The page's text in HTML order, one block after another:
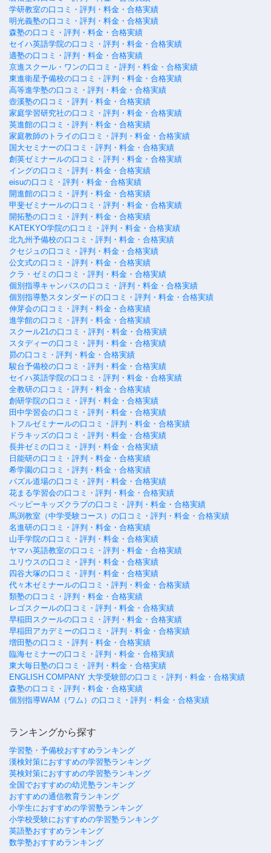
学研教室の口コミ・評判・料金・合格実績
明光義塾の口コミ・評判・料金・合格実績
森塾の口コミ・評判・料金・合格実績
セイハ英語学院の口コミ・評判・料金・合格実績
適塾の口コミ・評判・料金・合格実績
京進スクール・ワンの口コミ・評判・料金・合格実績
東進衛星予備校の口コミ・評判・料金・合格実績
高等進学塾の口コミ・評判・料金・合格実績
壺溪塾の口コミ・評判・料金・合格実績
家庭学習研究社の口コミ・評判・料金・合格実績
英進館の口コミ・評判・料金・合格実績
家庭教師のトライの口コミ・評判・料金・合格実績
国大セミナーの口コミ・評判・料金・合格実績
創英ゼミナールの口コミ・評判・料金・合格実績
イングの口コミ・評判・料金・合格実績
eisuの口コミ・評判・料金・合格実績
開進館の口コミ・評判・料金・合格実績
甲斐ゼミナールの口コミ・評判・料金・合格実績
開拓塾の口コミ・評判・料金・合格実績
KATEKYO学院の口コミ・評判・料金・合格実績
北九州予備校の口コミ・評判・料金・合格実績
クセジュの口コミ・評判・料金・合格実績
公文式の口コミ・評判・料金・合格実績
クラ・ゼミの口コミ・評判・料金・合格実績
個別指導キャンパスの口コミ・評判・料金・合格実績
個別指導塾スタンダードの口コミ・評判・料金・合格実績
伸芽会の口コミ・評判・料金・合格実績
進学館の口コミ・評判・料金・合格実績
スクール21の口コミ・評判・料金・合格実績
スタディーの口コミ・評判・料金・合格実績
昴の口コミ・評判・料金・合格実績
駿台予備校の口コミ・評判・料金・合格実績
セイハ英語学院の口コミ・評判・料金・合格実績
全教研の口コミ・評判・料金・合格実績
創研学院の口コミ・評判・料金・合格実績
田中学習会の口コミ・評判・料金・合格実績
トフルゼミナールの口コミ・評判・料金・合格実績
ドラキッズの口コミ・評判・料金・合格実績
長井ゼミの口コミ・評判・料金・合格実績
日能研の口コミ・評判・料金・合格実績
希学園の口コミ・評判・料金・合格実績
パズル道場の口コミ・評判・料金・合格実績
花まる学習会の口コミ・評判・料金・合格実績
ペッピーキッズクラブの口コミ・評判・料金・合格実績
馬渕教室（中学受験コース）の口コミ・評判・料金・合格実績
名進研の口コミ・評判・料金・合格実績
山手学院の口コミ・評判・料金・合格実績
ヤマハ英語教室の口コミ・評判・料金・合格実績
ユリウスの口コミ・評判・料金・合格実績
四谷大塚の口コミ・評判・料金・合格実績
代々木ゼミナールの口コミ・評判・料金・合格実績
類塾の口コミ・評判・料金・合格実績
レゴスクールの口コミ・評判・料金・合格実績
早稲田スクールの口コミ・評判・料金・合格実績
早稲田アカデミーの口コミ・評判・料金・合格実績
増田塾の口コミ・評判・料金・合格実績
臨海セミナーの口コミ・評判・料金・合格実績
東大毎日塾の口コミ・評判・料金・合格実績
ENGLISH COMPANY 大学受験部の口コミ・評判・料金・合格実績
森塾の口コミ・評判・料金・合格実績
個別指導WAM（ワム）の口コミ・評判・料金・合格実績
ランキングから探す
学習塾・予備校おすすめランキング
漢検対策におすすめの学習塾ランキング
英検対策におすすめの学習塾ランキング
全国でおすすめの幼児塾ランキング
おすすめの通信教育ランキング
小学生におすすめの学習塾ランキング
小学校受験におすすめの学習塾ランキング
英語塾おすすめランキング
数学塾おすすめランキング